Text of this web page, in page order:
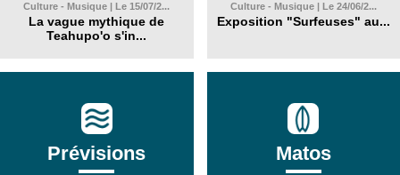
Culture - Musique | Le 15/07/2...
La vague mythique de
Teahupo'o s'in...
Culture - Musique | Le 24/06/2...
Exposition "Surfeuses" au...
Prévisions Matos